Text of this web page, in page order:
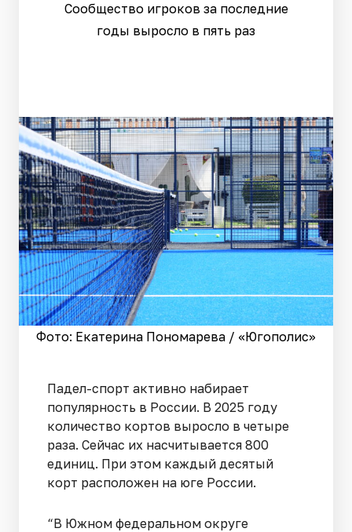
Сообщество игроков за последние
годы выросло в пять раз
Фото: Екатерина Пономарева / «Югополис»
Падел-спорт активно набирает
популярность в России. В 2025 году
количество кортов выросло в четыре
раза. Сейчас их насчитывается 800
единиц. При этом каждый десятый
корт расположен на юге России.
“В Южном федеральном округе